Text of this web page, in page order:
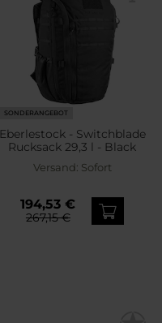
SONDERANGEBOT
Eberlestock - Switchblade
Rucksack 29,3 l - Black
Versand: Sofort
194,53 €
267,15 €